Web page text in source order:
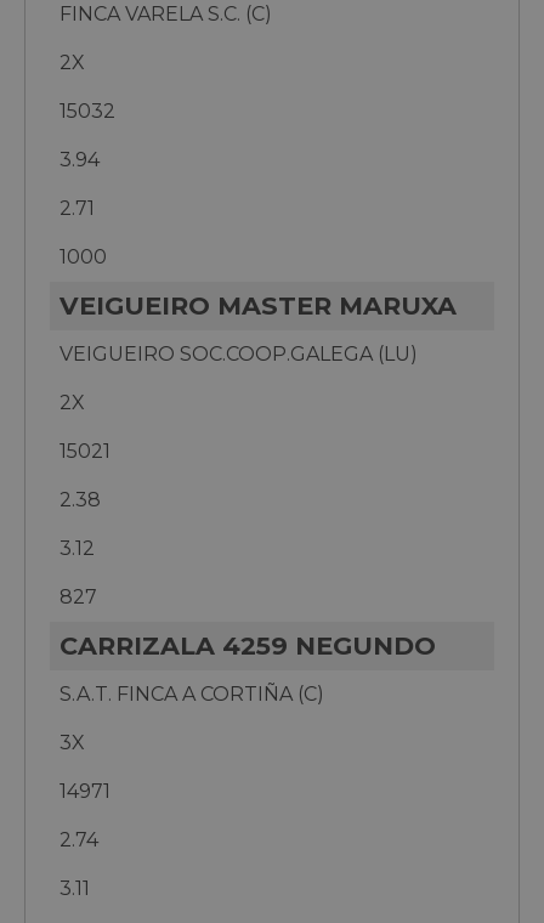
FINCA VARELA S.C. (C)
2X
15032
3.94
2.71
1000
VEIGUEIRO MASTER MARUXA
VEIGUEIRO SOC.COOP.GALEGA (LU)
2X
15021
2.38
3.12
827
CARRIZALA 4259 NEGUNDO
S.A.T. FINCA A CORTIÑA (C)
3X
14971
2.74
3.11